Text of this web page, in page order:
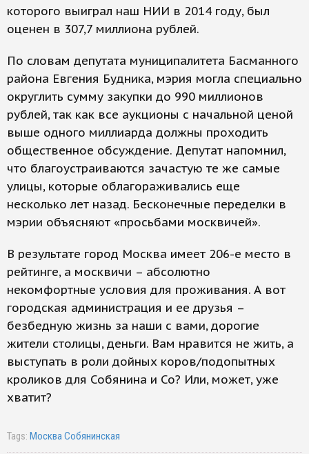
которого выиграл наш НИИ в 2014 году, был
оценен в 307,7 миллиона рублей.
По словам депутата муниципалитета Басманного
района Евгения Будника, мэрия могла специально
округлить сумму закупки до 990 миллионов
рублей, так как все аукционы с начальной ценой
выше одного миллиарда должны проходить
общественное обсуждение. Депутат напомнил,
что благоустраиваются зачастую те же самые
улицы, которые облагораживались еще
несколько лет назад. Бесконечные переделки в
мэрии объясняют «просьбами москвичей».
В результате город Москва имеет 206-е место в
рейтинге, а москвичи – абсолютно
некомфортные условия для проживания. А вот
городская администрация и ее друзья –
безбедную жизнь за наши с вами, дорогие
жители столицы, деньги. Вам нравится не жить, а
выступать в роли дойных коров/подопытных
кроликов для Собянина и Со? Или, может, уже
хватит?
Tags: Москва Собянинская